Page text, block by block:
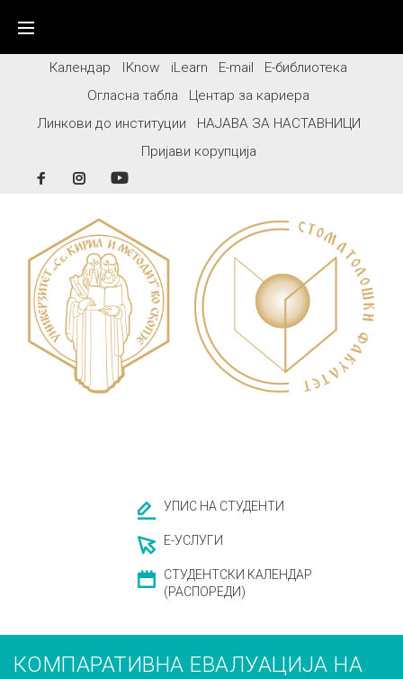
contentКалендар IKnow iLearn E-mail
Е-библиотека
Огласна табла
Центар за кариера
Линкови до институции
НАЈАВА ЗА НАСТАВНИЦИ
Пријави корупција
FacebookInstagram
УПИС НА СТУДЕНТИ
Е-УСЛУГИ
СТУДЕНТСКИ КАЛЕНДАР
(РАСПОРЕДИ)
КОМПАРАТИВНА ЕВАЛУАЦИЈА НА